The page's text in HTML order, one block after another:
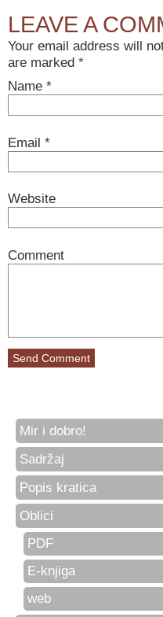
LEAVE A
Your email address will
are marked *
Name *
Email *
Website
Comment
Mir i dobro!
Sadržaj
Popis kratica
Oblici
PDF
E-knjiga
web